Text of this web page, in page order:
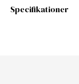
Specifikationer